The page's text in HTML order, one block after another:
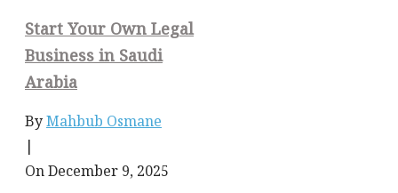
Start Your Own Legal
Business in Saudi
Arabia
ByMahbub Osmane
|
On December 9, 2025